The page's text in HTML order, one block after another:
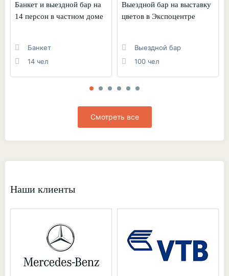
Банкет и выездной бар на
14 персон в частном доме
Банкет
14 чел
Выездной бар на выставку
цветов в Экспоцентре
Выездной бар
100 чел
Смотреть все
Наши клиенты